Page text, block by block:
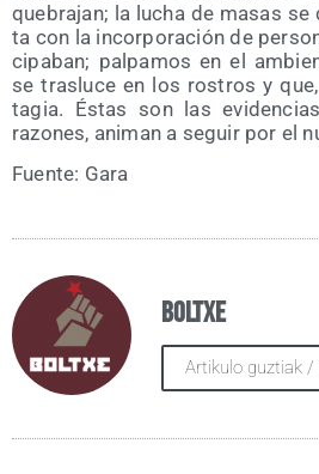
que­bra­jan; la lucha de masas
ta con la incor­po­ra­ción de
ci­pa­ban; pal­pa­mos en el
se tras­lu­ce en los ros­tros y
ta­gia. Éstas son las
razo­nes, ani­man a seguir por el
Fuen­te: Gara
Boltxe
Artikulo guztiak /